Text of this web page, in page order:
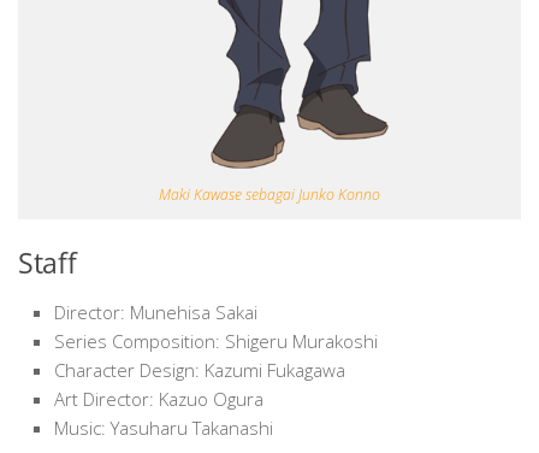
Maki Kawase sebagai Junko Konno
Staff
Director: Munehisa Sakai
Series Composition: Shigeru Murakoshi
Character Design: Kazumi Fukagawa
Art Director: Kazuo Ogura
Music: Yasuharu Takanashi